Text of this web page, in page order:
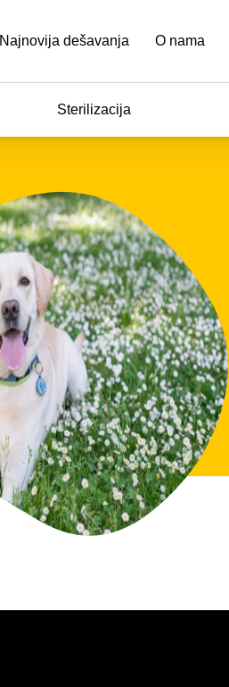
Najnovija dešavanja O nama
Sterilizacija